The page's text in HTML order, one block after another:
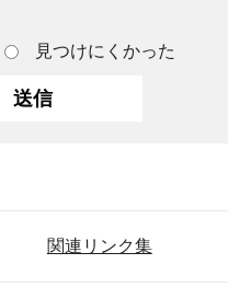
見つけにくかった
関連リンク集